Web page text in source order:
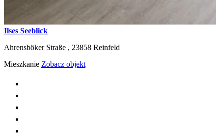
Ilses Seeblick
Ahrensböker Straße , 23858 Reinfeld
Mieszkanie Zobacz objekt